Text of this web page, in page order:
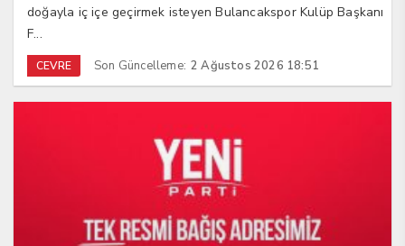
doğayla iç içe geçirmek isteyen Bulancakspor Kulüp Başkanı
F...
CEVRE Son Güncelleme: 2 Ağustos 2026 18:51